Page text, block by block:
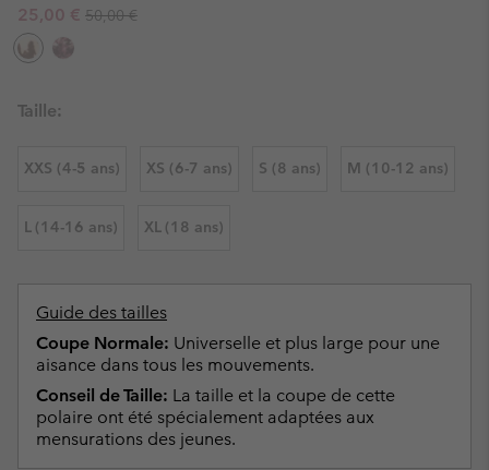
Sale price:
25,00 € Regular price:
50,00 €
Taille:
XXS (4-5 ans) XS (6-7 ans) S (8 ans) M (10-12 ans)
L (14-16 ans) XL (18 ans)
Guide des tailles
Coupe Normale: Universelle et plus large pour une
aisance dans tous les mouvements.
Conseil de Taille: La taille et la coupe de cette
polaire ont été spécialement adaptées aux
mensurations des jeunes.